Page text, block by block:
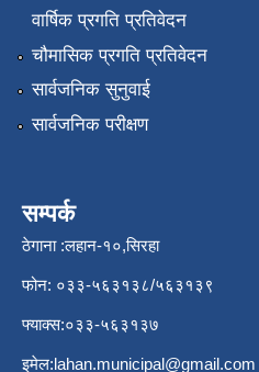
वार्षिक प्रगति प्रतिवेदन
चौमासिक प्रगति प्रतिवेदन
सार्वजनिक सुनुवाई
सार्वजनिक परीक्षण
सम्पर्क
ठेगाना :लहान-१०,सिरहा
फोन: ०३३-५६३१३८/५६३१३९
फ्याक्स:०३३-५६३१३७
इमेल:lahan.municipal@gmail.com